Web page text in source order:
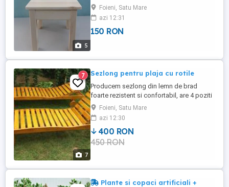
5
masivă, șezut din lemn. Materia primă este
din brad. Pretul 150 ron, scaun lacuit cu
doua strat de lac pe baza de apa.
Culoarea scaunului este la alegere, cu
Foieni, Satu Mare
azi 12:31
150 RON
7
7 Sezlong pentru plaja cu rotile
Producem sezlong din lemn de brad
foarte rezistent si confortabil, are 4 poziti
de rabatare a spatarului Sezlongurile au
un design cu linii simple dar moderne.
Dimensiuni sezlong : 200x65x35 cm
.Grosime scandura 2,2 cm, latimea 7 cm,
distantia intre ele 2 cm. Rezistenta 140 kg
Foieni, Satu Mare
azi 12:30
400 RON
450 RON
Plante si copaci artificiali +